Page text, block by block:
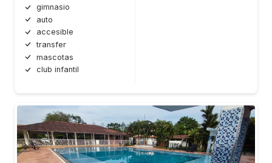
gimnasio
auto
accesible
transfer
mascotas
club infantil